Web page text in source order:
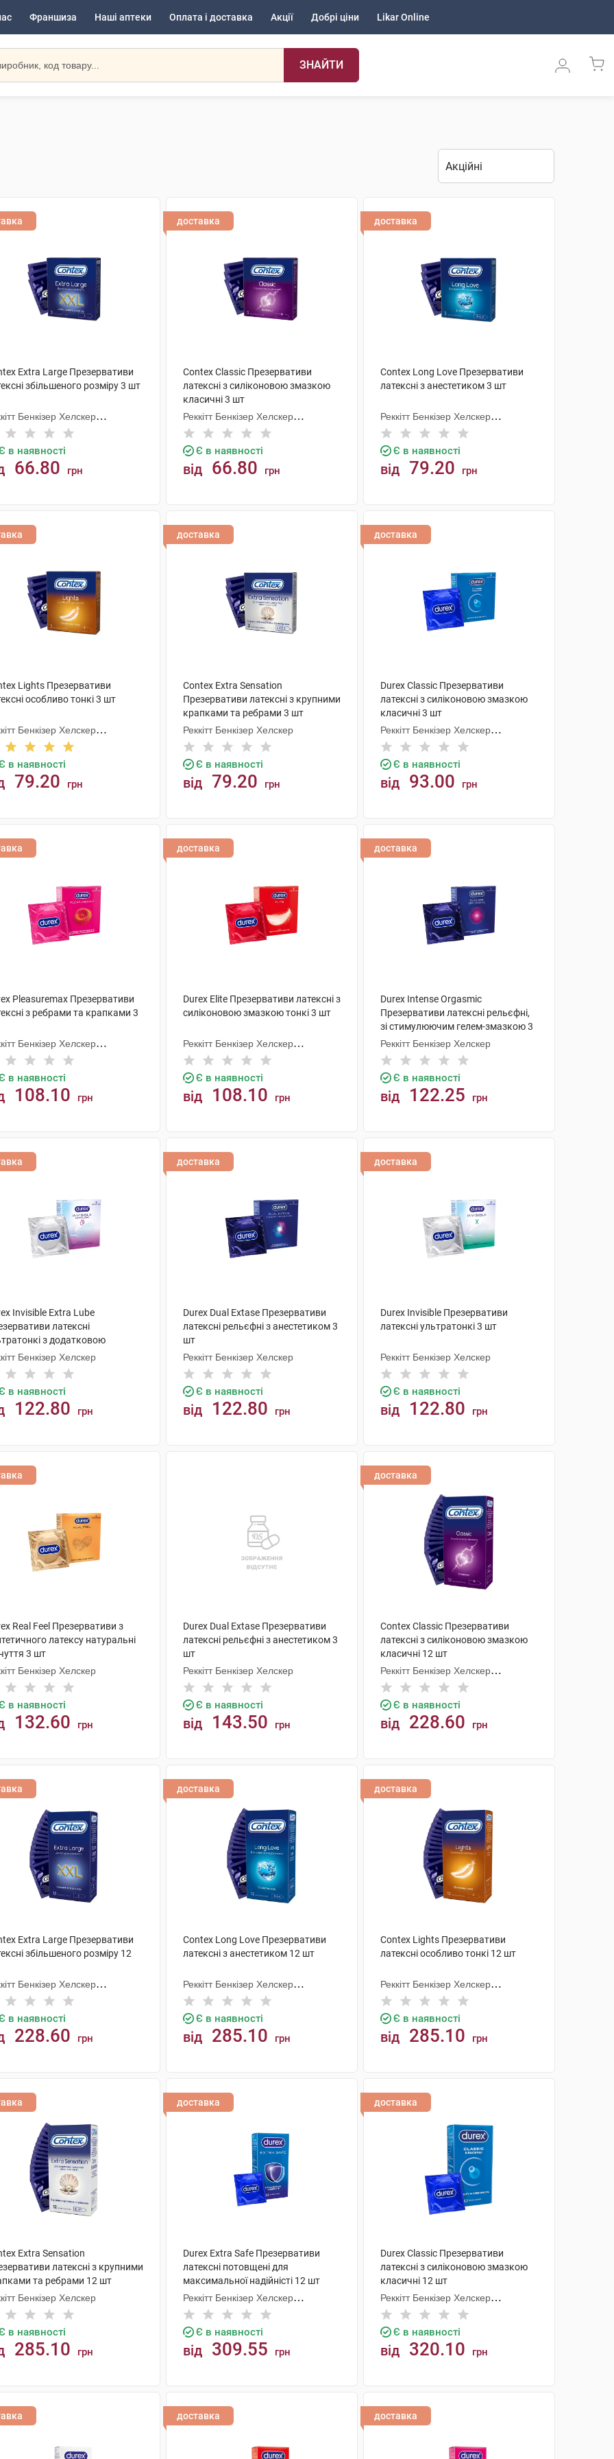
Франшиза Наші аптеки Оплата і доставка Акції Добрі ціни Likar Online
ЗНАЙТИ
Extra Large Презервативи
збільшеного розміру 3 шт
Бенкізер Хелскер
в наявності
66.80 грн
доставка
Contex Classic Презервативи
латексні з силіконовою змазкою
класичні 3 шт
Реккітт Бенкізер Хелскер
Мануфектурінг
Є в наявності
від 66.80 грн
доставка
Contex Long Love Презервативи
латексні з анестетиком 3 шт
Реккітт Бенкізер Хелскер
Мануфектурінг
Є в наявності
від 79.20 грн
Lights Презервативи
особливо тонкі 3 шт
Бенкізер Хелскер
в наявності
79.20 грн
доставка
Contex Extra Sensation
Презервативи латексні з крупними
крапками та ребрами 3 шт
Реккітт Бенкізер Хелскер
Є в наявності
від 79.20 грн
доставка
Durex Classic Презервативи
латексні з силіконовою змазкою
класичні 3 шт
Реккітт Бенкізер Хелскер
Мануфектурінг
Є в наявності
від 93.00 грн
Pleasuremax Презервативи
з ребрами та крапками 3
Бенкізер Хелскер
в наявності
108.10 грн
доставка
Durex Elite Презервативи латексні з
силіконовою змазкою тонкі 3 шт
Реккітт Бенкізер Хелскер
Мануфектурінг
Є в наявності
від 108.10 грн
доставка
Durex Intense Orgasmic
Презервативи латексні рельєфні,
зі стимулюючим гелем-змазкою 3
шт
Реккітт Бенкізер Хелскер
Є в наявності
від 122.25 грн
Invisible Extra Lube
латексні
з додатковою
3 шт
Бенкізер Хелскер
в наявності
122.80 грн
доставка
Durex Dual Extase Презервативи
латексні рельєфні з анестетиком 3
шт
Реккітт Бенкізер Хелскер
Є в наявності
від 122.80 грн
доставка
Durex Invisible Презервативи
латексні ультратонкі 3 шт
Реккітт Бенкізер Хелскер
Є в наявності
від 122.80 грн
Real Feel Презервативи з
латексу натуральні
3 шт
Бенкізер Хелскер
в наявності
132.60 грн
Durex Dual Extase Презервативи
латексні рельєфні з анестетиком 3
шт
Реккітт Бенкізер Хелскер
Є в наявності
від 143.50 грн
доставка
Contex Classic Презервативи
латексні з силіконовою змазкою
класичні 12 шт
Реккітт Бенкізер Хелскер
Мануфектурінг
Є в наявності
від 228.60 грн
Extra Large Презервативи
збільшеного розміру 12
Бенкізер Хелскер
в наявності
228.60 грн
доставка
Contex Long Love Презервативи
латексні з анестетиком 12 шт
Реккітт Бенкізер Хелскер
Мануфектурінг
Є в наявності
від 285.10 грн
доставка
Contex Lights Презервативи
латексні особливо тонкі 12 шт
Реккітт Бенкізер Хелскер
Мануфектурінг
Є в наявності
від 285.10 грн
Extra Sensation
латексні з крупними
та ребрами 12 шт
Бенкізер Хелскер
в наявності
285.10 грн
доставка
Durex Extra Safe Презервативи
латексні потовщені для
максимальної надійністі 12 шт
Реккітт Бенкізер Хелскер
Мануфектурінг
Є в наявності
від 309.55 грн
доставка
Durex Classic Презервативи
латексні з силіконовою змазкою
класичні 12 шт
Реккітт Бенкізер Хелскер
Мануфектурінг
Є в наявності
від 320.10 грн
доставка доставка